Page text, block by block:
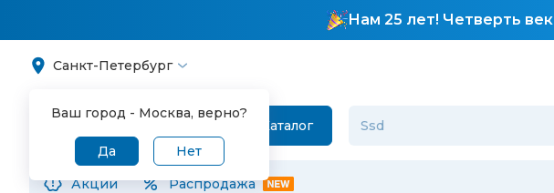
Нам 25 лет! Четверть
Санкт-Петербург
Ваш город - Москва, верно?
Да Нет
Каталог
Акции Распродажа